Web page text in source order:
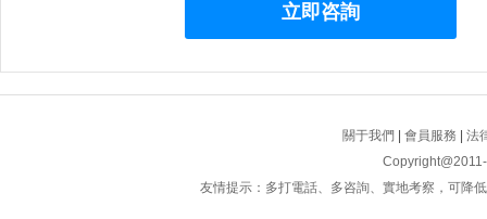
立即咨詢
關于我們 會員服務
法
友情提示：多打電話、多咨詢、實地考察，可降